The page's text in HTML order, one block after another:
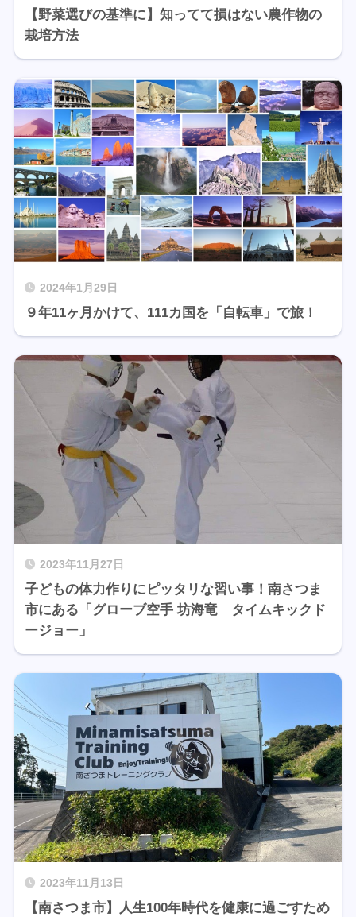
【野菜選びの基準に】知ってて損はない農作物の
栽培方法
2024年1月29日
９年11ヶ月かけて、111カ国を「自転車」で旅！
2023年11月27日
子どもの体力作りにピッタリな習い事！南さつま
市にある「グローブ空手 坊海竜 タイムキックド
ージョー」
2023年11月13日
【南さつま市】人生100年時代を健康に過ごすため